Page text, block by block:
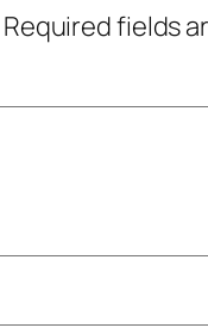
Required fields